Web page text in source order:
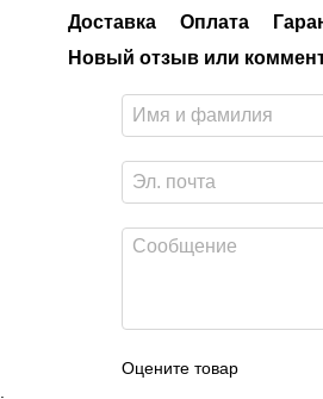
Доставка Оплата
Новый отзыв или
Оцените товар